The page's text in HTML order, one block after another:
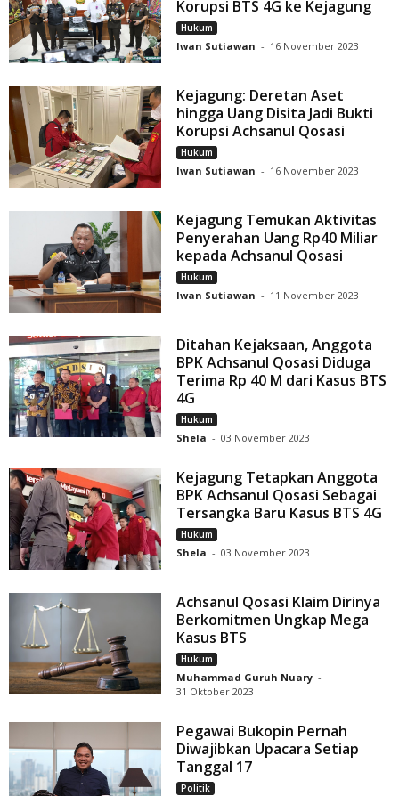
Korupsi BTS 4G ke Kejagung
Hukum
Iwan Sutiawan - 16 November 2023
Kejagung: Deretan Aset
hingga Uang Disita Jadi Bukti
Korupsi Achsanul Qosasi
Hukum
Iwan Sutiawan - 16 November 2023
Kejagung Temukan Aktivitas
Penyerahan Uang Rp40 Miliar
kepada Achsanul Qosasi
Hukum
Iwan Sutiawan - 11 November 2023
Ditahan Kejaksaan, Anggota
BPK Achsanul Qosasi Diduga
Terima Rp 40 M dari Kasus BTS
4G
Hukum
Shela - 03 November 2023
Kejagung Tetapkan Anggota
BPK Achsanul Qosasi Sebagai
Tersangka Baru Kasus BTS 4G
Hukum
Shela - 03 November 2023
Achsanul Qosasi Klaim Dirinya
Berkomitmen Ungkap Mega
Kasus BTS
Hukum
Muhammad Guruh Nuary -
31 Oktober 2023
Pegawai Bukopin Pernah
Diwajibkan Upacara Setiap
Tanggal 17
Politik